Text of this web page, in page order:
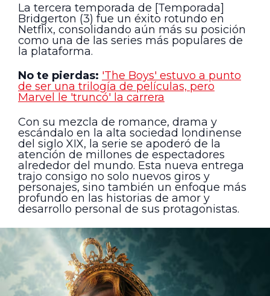
La tercera temporada de [Temporada]
Bridgerton (3) fue un éxito rotundo en
Netflix, consolidando aún más su posición
como una de las series más populares de
la plataforma.
No te pierdas: 'The Boys' estuvo a punto
de ser una trilogía de películas, pero
Marvel le 'truncó' la carrera
Con su mezcla de romance, drama y
escándalo en la alta sociedad londinense
del siglo XIX, la serie se apoderó de la
atención de millones de espectadores
alrededor del mundo. Esta nueva entrega
trajo consigo no solo nuevos giros y
personajes, sino también un enfoque más
profundo en las historias de amor y
desarrollo personal de sus protagonistas.